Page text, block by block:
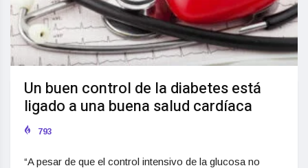
Un buen control de la diabetes está
ligado a una buena salud cardíaca
793
“A pesar de que el control intensivo de la glucosa no